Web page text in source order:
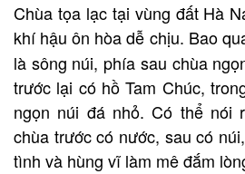
Chùa tọa lạc tại vùng đất Hà
khí hậu ôn hòa dễ chịu. Bao
là sông núi, phía sau chùa
trước lại có hồ Tam Chúc,
ngọn núi đá nhỏ. Có thể nói
chùa trước có nước, sau có
tình và hùng vĩ làm mê đắm